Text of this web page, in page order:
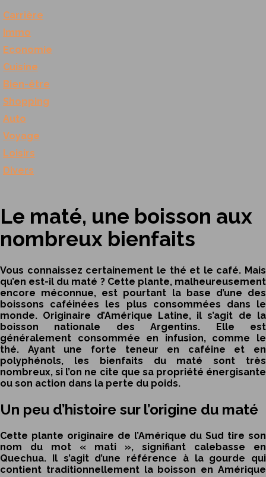
Carrière
Immo
Economie
Cuisine
Bien-être
Shopping
Auto
Voyage
Loisirs
Divers
Le maté, une boisson aux
nombreux bienfaits
Vous connaissez certainement le thé et le café. Mais
qu’en est-il du maté ? Cette plante, malheureusement
encore méconnue, est pourtant la base d’une des
boissons caféinées les plus consommées dans le
monde. Originaire d’Amérique Latine, il s’agit de la
boisson nationale des Argentins. Elle est
généralement consommée en infusion, comme le
thé. Ayant une forte teneur en caféine et en
polyphénols, les bienfaits du maté sont très
nombreux, si l’on ne cite que sa propriété énergisante
ou son action dans la perte du poids.
Un peu d’histoire sur l’origine du maté
Cette plante originaire de l’Amérique du Sud tire son
nom du mot « mati », signifiant calebasse en
Quechua. Il s’agit d’une référence à la gourde qui
contient traditionnellement la boisson en Amérique